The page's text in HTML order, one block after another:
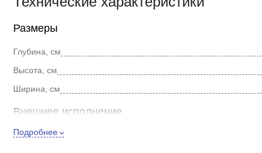
Размеры
Глубина, см
Высота, см
Ширина, см
Внешнее исполнение
ЦветКоричневый, Синий, Зеленый, Белый, Розовый,
Подробнее